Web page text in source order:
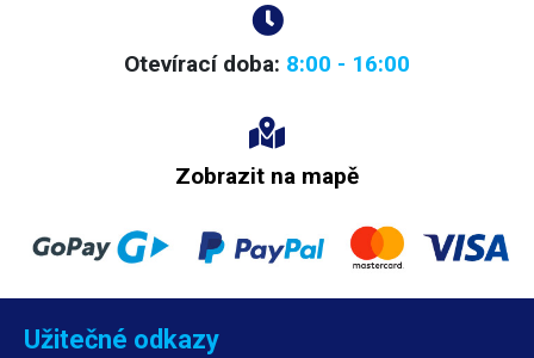
Otevírací doba: 8:00 - 16:00
Zobrazit na mapě
Užitečné odkazy